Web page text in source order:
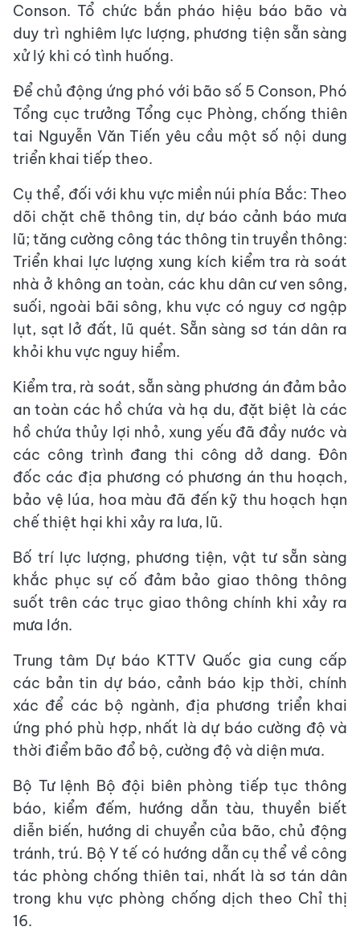
Conson. Tổ chức bắn pháo hiệu báo bão và
duy trì nghiêm lực lượng, phương tiện sẵn sàng
xử lý khi có tình huống.
Để chủ động ứng phó với bão số 5 Conson, Phó
Tổng cục trưởng Tổng cục Phòng, chống thiên
tai Nguyễn Văn Tiến yêu cầu một số nội dung
triển khai tiếp theo.
Cụ thể, đối với khu vực miền núi phía Bắc: Theo
dõi chặt chẽ thông tin, dự báo cảnh báo mưa
lũ; tăng cường công tác thông tin truyền thông:
Triển khai lực lượng xung kích kiểm tra rà soát
nhà ở không an toàn, các khu dân cư ven sông,
suối, ngoài bãi sông, khu vực có nguy cơ ngập
lụt, sạt lở đất, lũ quét. Sẵn sàng sơ tán dân ra
khỏi khu vực nguy hiểm.
Kiểm tra, rà soát, sẵn sàng phương án đảm bảo
an toàn các hồ chứa và hạ du, đặt biệt là các
hồ chứa thủy lợi nhỏ, xung yếu đã đầy nước và
các công trình đang thi công dở dang. Đôn
đốc các địa phương có phương án thu hoạch,
bảo vệ lúa, hoa màu đã đến kỹ thu hoạch hạn
chế thiệt hại khi xảy ra lưa, lũ.
Bố trí lực lượng, phương tiện, vật tư sẵn sàng
khắc phục sự cố đảm bảo giao thông thông
suốt trên các trục giao thông chính khi xảy ra
mưa lớn.
Trung tâm Dự báo KTTV Quốc gia cung cấp
các bản tin dự báo, cảnh báo kịp thời, chính
xác để các bộ ngành, địa phương triển khai
ứng phó phù hợp, nhất là dự báo cường độ và
thời điểm bão đổ bộ, cường độ và diện mưa.
Bộ Tư lệnh Bộ đội biên phòng tiếp tục thông
báo, kiểm đếm, hướng dẫn tàu, thuyền biết
diễn biến, hướng di chuyển của bão, chủ động
tránh, trú. Bộ Y tế có hướng dẫn cụ thể về công
tác phòng chống thiên tai, nhất là sơ tán dân
trong khu vực phòng chống dịch theo Chỉ thị
16.